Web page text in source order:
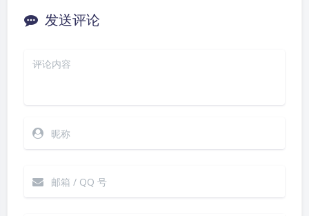
发送评论